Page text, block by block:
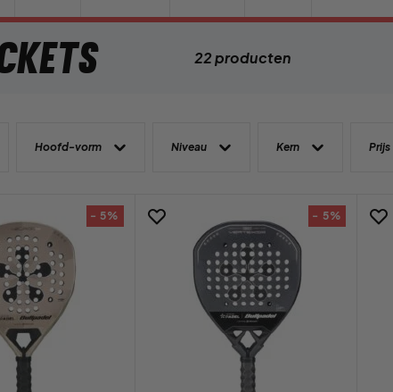
22 producten
Hoofd-vorm Niveau Kern Prijs
- 5% - 5%